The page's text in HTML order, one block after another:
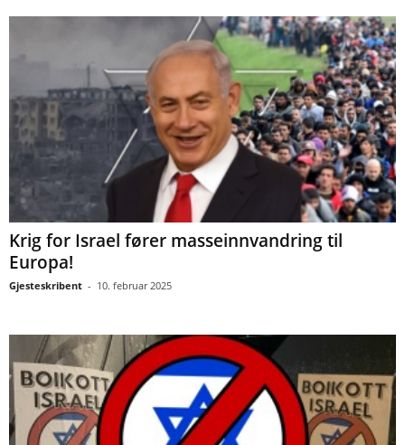
Krig for Israel fører masseinnvandring til
Europa!
Gjesteskribent - 10. februar 2025